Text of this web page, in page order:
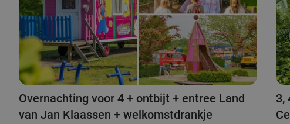
Overnachting voor 4 + ontbijt + entree Land
van Jan Klaassen + welkomstdrankje
3,